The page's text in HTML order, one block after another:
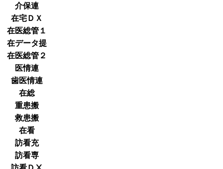
介保連
在宅ＤＸ
在医総管１
在データ提
在医総管２
医情連
歯医情連
在総
重患搬
救患搬
在看
訪看充
訪看専